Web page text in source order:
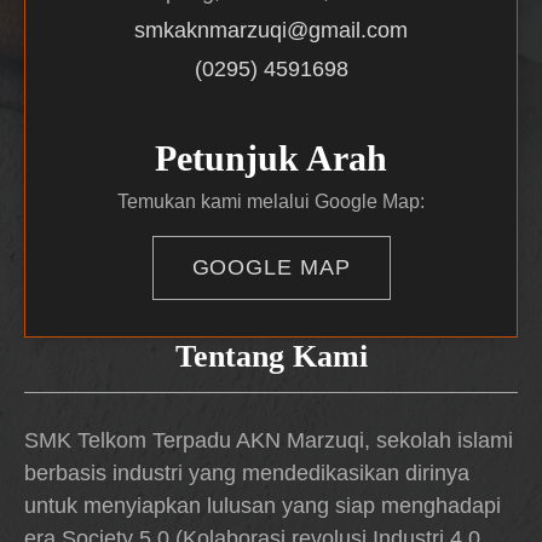
Tentang Kami
SMK Telkom Terpadu AKN Marzuqi, sekolah islami
berbasis industri yang mendedikasikan dirinya
untuk menyiapkan lulusan yang siap menghadapi
smkaknmarzuqi@gmail.com
(0295) 4591698
Petunjuk Arah
Temukan kami melalui Google Map:
GOOGLE MAP